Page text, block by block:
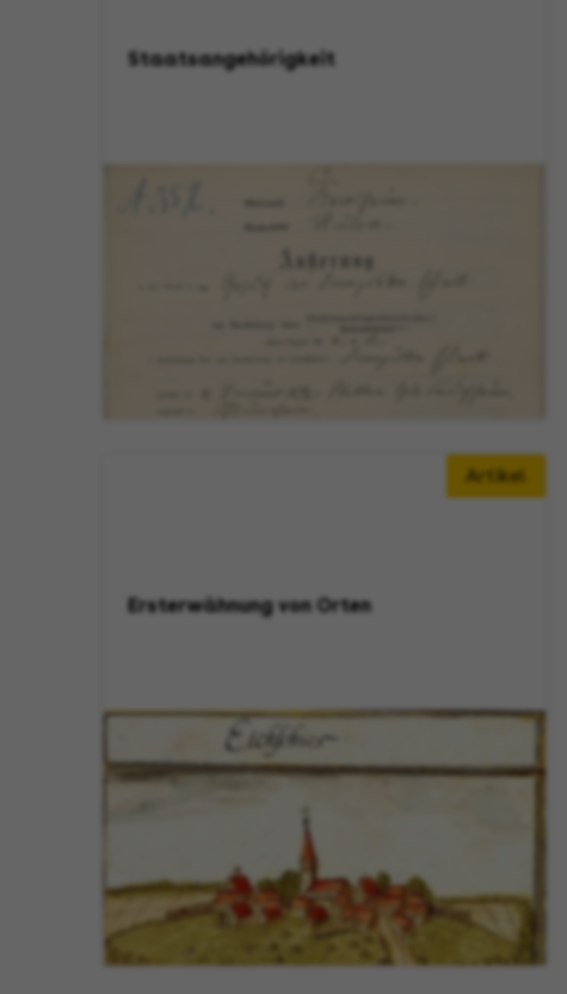
Staatsangehörigkeit
Artikel
Ersterwähnung von Orten